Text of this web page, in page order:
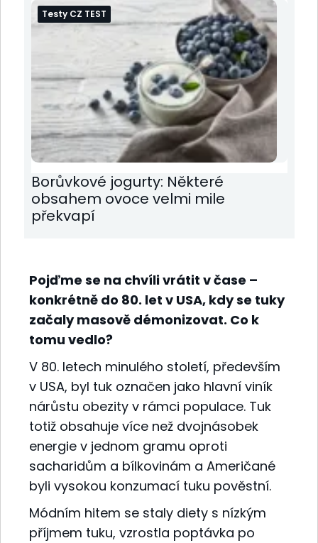
Testy CZ TEST
Borůvkové jogurty: Některé
obsahem ovoce velmi mile
překvapí
Pojďme se na chvíli vrátit v čase –
konkrétně do 80. let v USA, kdy se tuky
začaly masově démonizovat. Co k
tomu vedlo?
V 80. letech minulého století, především
v USA, byl tuk označen jako hlavní viník
nárůstu obezity v rámci populace. Tuk
totiž obsahuje více než dvojnásobek
energie v jednom gramu oproti
sacharidům a bílkovinám a Američané
byli vysokou konzumací tuku pověstní.
Módním hitem se staly diety s nízkým
příjmem tuku, vzrostla poptávka po